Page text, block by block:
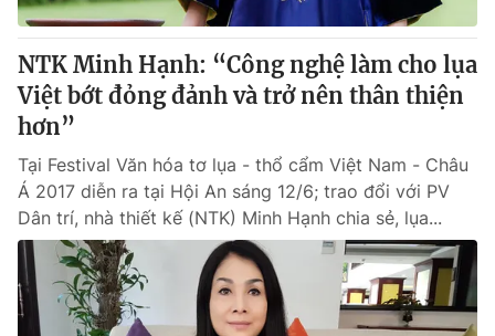
® Cấm sao chép dưới mọi hình thức nếu không có sự chấp
thuận bằng văn bản. Ghi rõ nguồn VTV.vn khi phát hành lại
thông tin từ website này.
NTK Minh Hạnh: “Công nghệ làm cho lụa
Việt bớt đỏng đảnh và trở nên thân thiện
hơn”
Tại Festival Văn hóa tơ lụa - thổ cẩm Việt Nam - Châu
Á 2017 diễn ra tại Hội An sáng 12/6; trao đổi với PV
Dân trí, nhà thiết kế (NTK) Minh Hạnh chia sẻ, lụa...